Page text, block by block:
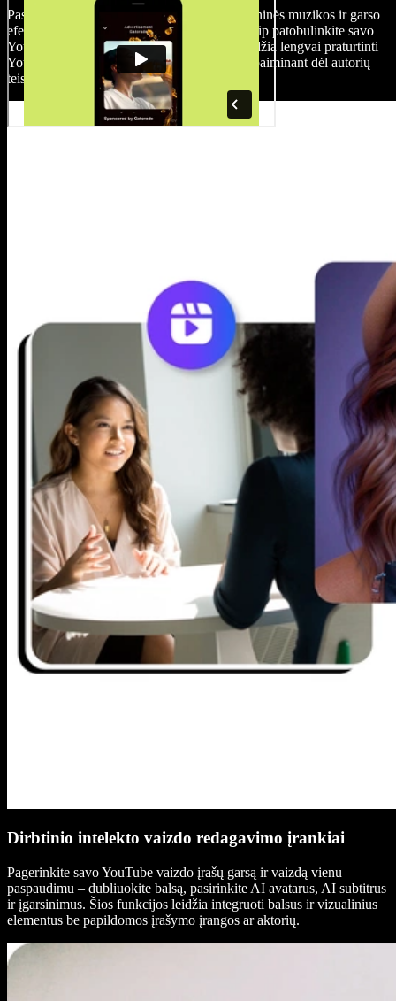
Pasiekite plačią vaizdo įrašų, paveikslėlių, foninės muzikos ir garso
efektų biblioteką be autorinių apribojimų ir taip patobulinkite savo
YouTube vaizdo įrašus. Speechify Studio leidžia lengvai praturtinti
YouTube turinį aukštos kokybės medija nesibaiminant dėl autorių
teisių.
Dirbtinio intelekto vaizdo redagavimo įrankiai
Pagerinkite savo YouTube vaizdo įrašų garsą ir vaizdą vienu
paspaudimu – dubliuokite balsą, pasirinkite AI avatarus, AI subtitrus
ir įgarsinimus. Šios funkcijos leidžia integruoti balsus ir vizualinius
elementus be papildomos įrašymo įrangos ar aktorių.